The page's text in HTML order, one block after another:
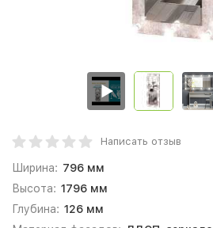
Написать отзыв
Ширина: 796 мм
Высота: 1796 мм
Глубина: 126 мм